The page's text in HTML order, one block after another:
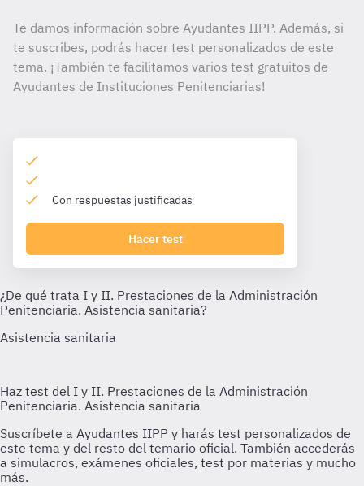
Te damos información sobre Ayudantes IIPP. Además, si
te suscribes, podrás hacer test personalizados de este
tema. ¡También te facilitamos varios test gratuitos de
Ayudantes de Instituciones Penitenciarias!
Con respuestas justificadas
Hacer test